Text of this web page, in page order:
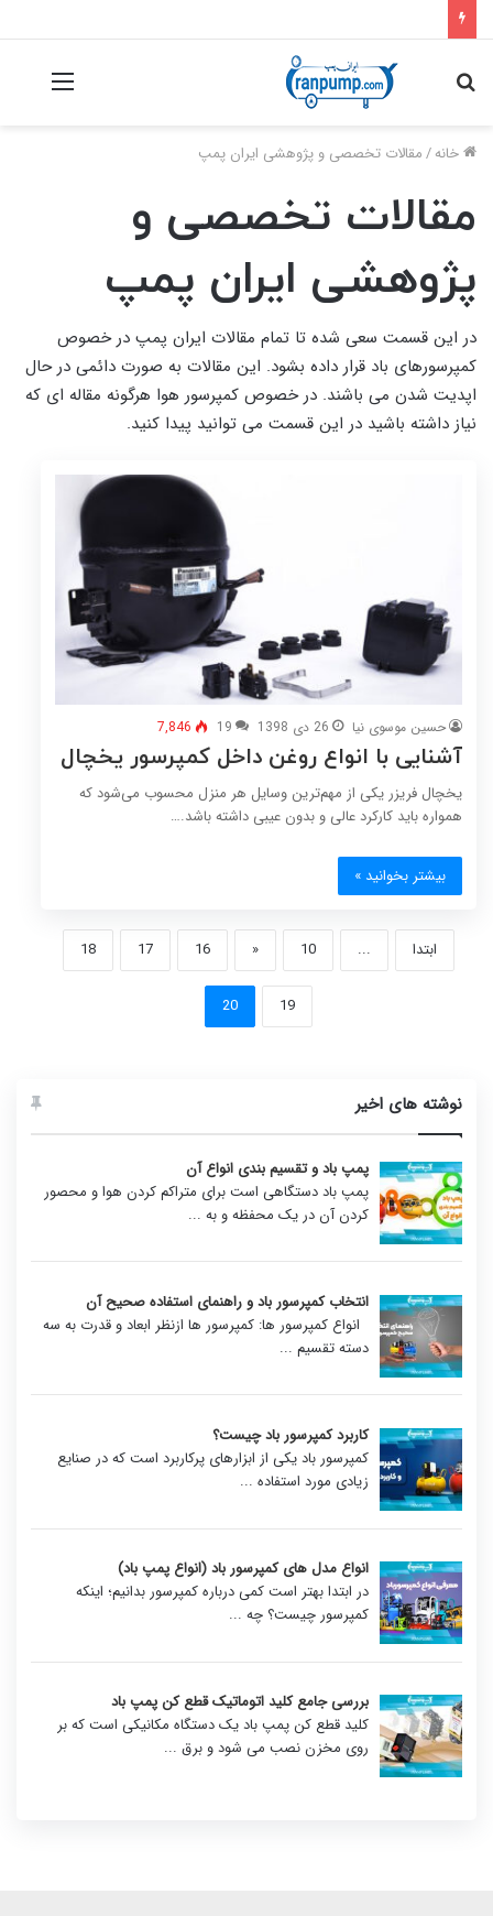
منو
خانه/مقالات تخصصی و پژوهشی ایران پمپ
مقالات تخصصی و
پژوهشی ایران پمپ
در این قسمت سعی شده تا تمام مقالات ایران پمپ در خصوص
کمپرسورهای باد قرار داده بشود. این مقالات به صورت دائمی در حال
اپدیت شدن می باشند. در خصوص کمپرسور هوا هرگونه مقاله ای که
نیاز داشته باشید در این قسمت می توانید پیدا کنید.
حسین موسوی نیا 26 دی 1398 19
7,846
آشنایی با انواع روغن داخل کمپرسور یخچال
یخچال فریزر یکی از مهم‌ترین وسایل هر منزل محسوب می‌شود که
همواره باید کارکرد عالی و بدون عیبی داشته باشد.…
بیشتر بخوانید »
ابتدا ...
10
«
16
17
18
19
20
نوشته های اخیر
پمپ باد و تقسیم بندی انواع آن
پمپ باد دستگاهی است برای متراکم کردن هوا و محصور
کردن آن در یک محفظه و به ...
انتخاب کمپرسور باد و راهنمای استفاده صحیح آن
انواع کمپرسور ها: کمپرسور ها ازنظر ابعاد و قدرت به سه
دسته تقسیم ...
کاربرد کمپرسور باد چیست؟
کمپرسور باد یکی از ابزارهای پرکاربرد است که در صنایع
زیادی مورد استفاده ...
انواع مدل های کمپرسور باد (انواع پمپ باد)
در ابتدا بهتر است کمی درباره کمپرسور بدانیم؛ اینکه
کمپرسور چیست؟ چه ...
بررسی جامع کلید اتوماتیک قطع کن پمپ باد
کلید قطع کن پمپ باد یک دستگاه مکانیکی است که بر
روی مخزن نصب می شود و برق ...